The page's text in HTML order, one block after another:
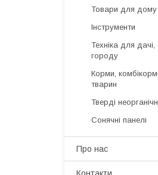
Товари для
Інструменти
Техніка для дачі,
городу
Корми,
тварин
Тверді
Сонячні панелі
Про нас